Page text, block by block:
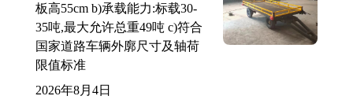
板高55cm b)承载能力:标载30-
35吨,最大允许总重49吨 c)符合
国家道路车辆外廓尺寸及轴荷
限值标准
2026年8月4日